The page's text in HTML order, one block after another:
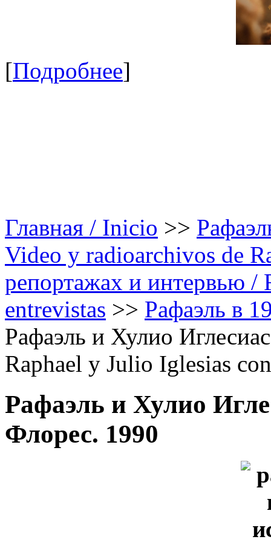
[Подробнее]
Главная / Inicio >>
Video y radioarchivos de
репортажах и интервью /
entrevistas >> Рафаэль в
Рафаэль и Хулио
Raphael y Julio Iglesias
Рафаэль и Хулио
Флорес. 1990